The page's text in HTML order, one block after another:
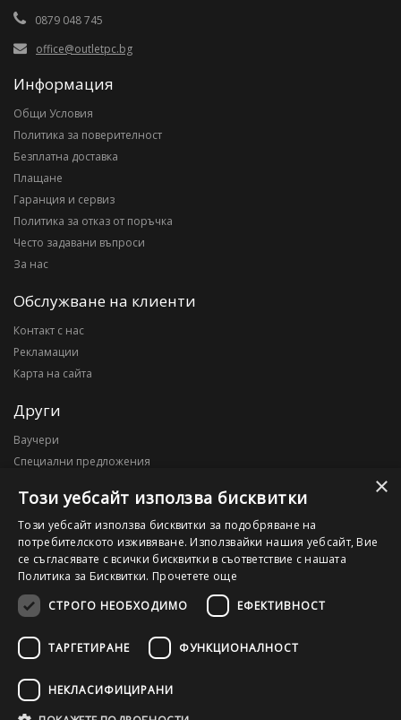
0879 048 745
office@outletpc.bg
Информация
Общи Условия
Политика за поверителност
Безплатна доставка
Плащане
Гаранция и сервиз
Политика за отказ от поръчка
Често задавани въпроси
За нас
Обслужване на клиенти
Контакт с нас
Рекламации
Карта на сайта
Други
Ваучери
Специални предложения
Моят профил
Моят профил
История на поръчките
Желани продукти
203010795
×
Този уебсайт използва бисквитки
Този уебсайт използва бисквитки за подобряване на
потребителското изживяване. Използвайки нашия уебсайт, Вие
се съгласявате с всички бисквитки в съответствие с нашата
Политика за Бисквитки. Прочетете още
СТРОГО НЕОБХОДИМО
ЕФЕКТИВНОСТ
ТАРГЕТИРАНЕ ФУНКЦИОНАЛНОСТ
НЕКЛАСИФИЦИРАНИ